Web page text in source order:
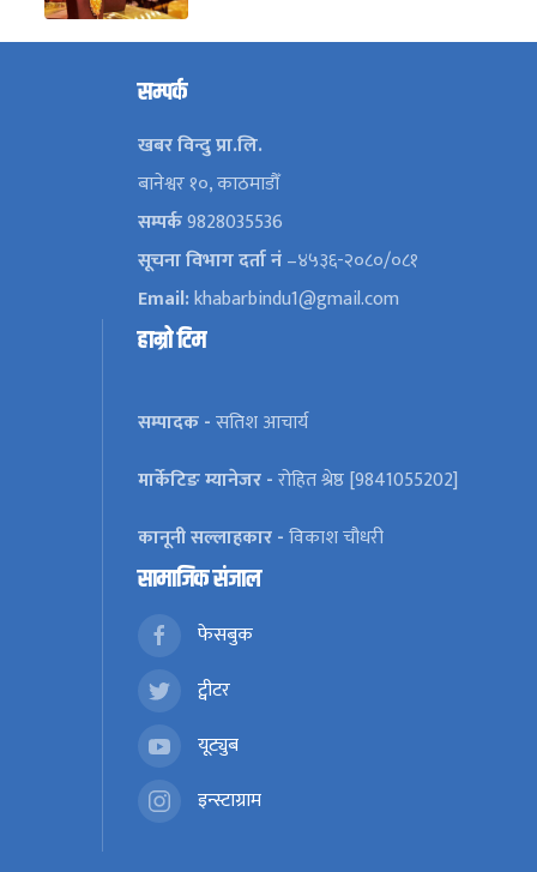
सम्पर्क
खबर विन्दु प्रा.लि.
बानेश्वर १०, काठमाडौँ
सम्पर्क9828035536
सूचना विभाग दर्ता नं–४५३६-२०८०/०८१
Email:khabarbindu1@gmail.com
हाम्रो टिम
सम्पादक -सतिश आचार्य
मार्केटिङ म्यानेजर -रोहित श्रेष्ठ [9841055202]
कानूनी सल्लाहकार -विकाश चौधरी
सामाजिक संजाल
फेसबुक
ट्वीटर
यूट्युब
इन्स्टाग्राम